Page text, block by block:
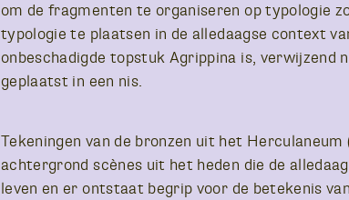
om de fragmenten te organiseren op typologie
typologie te plaatsen in de alledaagse context
onbeschadigde topstuk Agrippina is, verwijzend
geplaatst in een nis.
Tekeningen van de bronzen uit het
achtergrond scènes uit het heden die de
leven en er ontstaat begrip voor de betekenis